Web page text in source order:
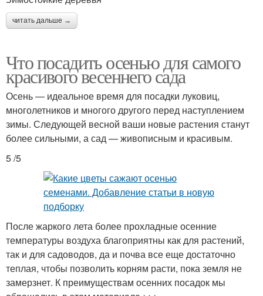
читать дальше →
Что посадить осенью для самого
красивого весеннего сада
Осень — идеальное время для посадки луковиц,
многолетников и многого другого перед наступлением
зимы. Следующей весной ваши новые растения станут
более сильными, а сад — живописным и красивым.
5 /5
После жаркого лета более прохладные осенние
температуры воздуха благоприятны как для растений,
так и для садоводов, да и почва все еще достаточно
теплая, чтобы позволить корням расти, пока земля не
замерзнет. К преимуществам осенних посадок мы